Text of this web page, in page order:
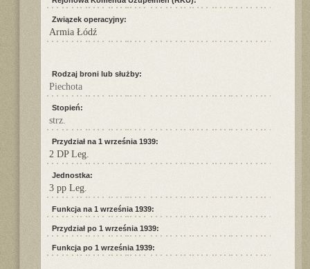
Związek operacyjny:
Armia Łódź
Rodzaj broni lub służby:
Piechota
Stopień:
strz.
Przydział na 1 września 1939:
2 DP Leg.
Jednostka:
3 pp Leg.
Funkcja na 1 września 1939:
Przydział po 1 września 1939:
Funkcja po 1 września 1939: